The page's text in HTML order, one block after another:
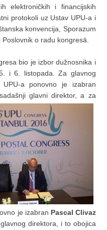
elektroničkih i financijskih
protokoli uz Ustav UPU-a i
konvencija, Sporazum
o radu kongresā.
bio je izbor dužnosnika i
i 6. listopada. Za glavnog
a ponovno je izabran
glavni direktor, a za
je izabran Pascal Clivaz
direktora, i to obojica